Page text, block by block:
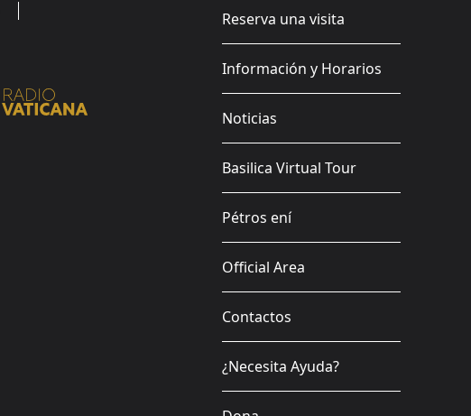
Reserva una visita
Información y Horarios
Noticias
Basilica Virtual Tour
Pétros ení
Official Area
Contactos
¿Necesita Ayuda?